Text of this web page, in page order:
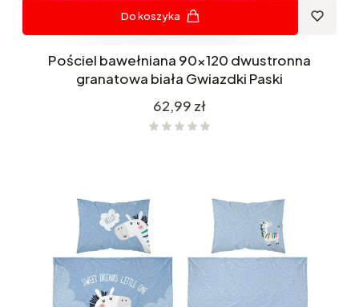
Do koszyka
Pościel bawełniana 90x120 dwustronna
granatowa biała Gwiazdki Paski
Cena
62,99 zł